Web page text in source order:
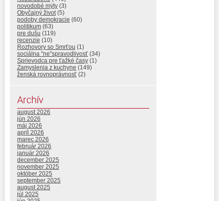
novodobé mýty (3)
Obyčajný život (5)
podoby demokracie (60)
politikum (63)
pre dušu (119)
recenzie (10)
Rozhovory so Smrťou (1)
sociálna "ne"spravodlivosť (34)
Sprievodca pre ťažké časy (1)
Zamyslenia z kuchyne (149)
ženská rovnoprávnosť (2)
Archív
august 2026
jún 2026
máj 2026
apríl 2026
marec 2026
február 2026
január 2026
december 2025
november 2025
október 2025
september 2025
august 2025
júl 2025